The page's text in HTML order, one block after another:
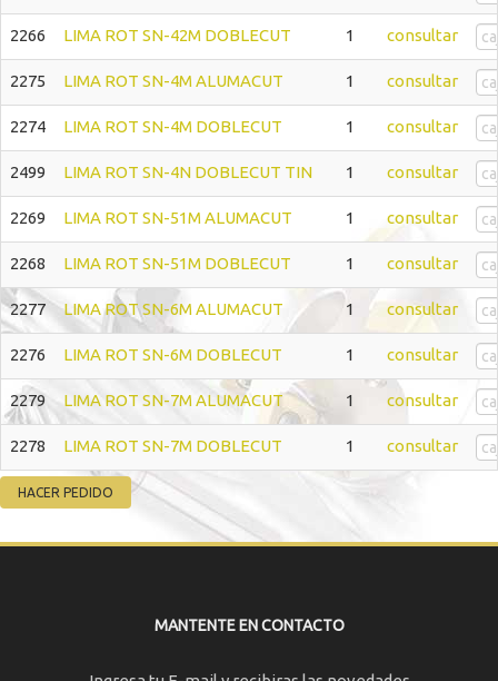
2266 LIMA ROT SN-42M DOBLECUT 1 consultar
2275 LIMA ROT SN-4M ALUMACUT 1 consultar
2274 LIMA ROT SN-4M DOBLECUT 1 consultar
2499 LIMA ROT SN-4N DOBLECUT TIN 1 consultar
2269 LIMA ROT SN-51M ALUMACUT 1 consultar
2268 LIMA ROT SN-51M DOBLECUT 1 consultar
2277 LIMA ROT SN-6M ALUMACUT 1 consultar
2276 LIMA ROT SN-6M DOBLECUT 1 consultar
2279 LIMA ROT SN-7M ALUMACUT 1 consultar
2278 LIMA ROT SN-7M DOBLECUT 1 consultar
MANTENTE EN CONTACTO